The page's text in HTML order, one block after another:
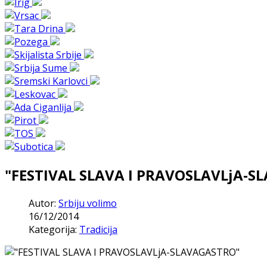
"FESTIVAL SLAVA I PRAVOSLAVLjA-
Autor: Srbiju volimo
16/12/2014
Kategorija: Tradicija